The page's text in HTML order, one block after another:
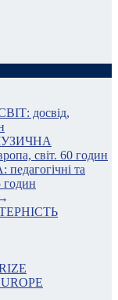
досвід,
світ. 60 годин
та
годин